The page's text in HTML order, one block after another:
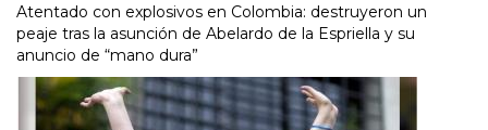
Atentado con explosivos en Colombia: destruyeron un
peaje tras la asunción de Abelardo de la Espriella y su
anuncio de “mano dura”